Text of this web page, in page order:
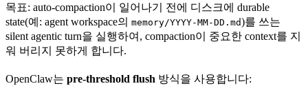
목표: auto-compaction이 일어나기 전에 디스크에 durable
state(예: agent workspace의 memory/YYYY-MM-DD.md)를 쓰는
silent agentic turn을 실행하여, compaction이 중요한 context를 지
워 버리지 못하게 합니다.
OpenClaw는 pre-threshold flush 방식을 사용합니다: